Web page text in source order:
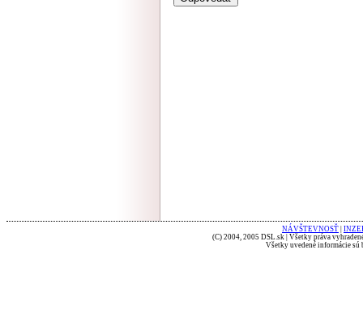
NÁVŠTEVNOSŤ
(C) 2004, 2005 DSL.sk | Všetky práva
Všetky uvedené informácie sú